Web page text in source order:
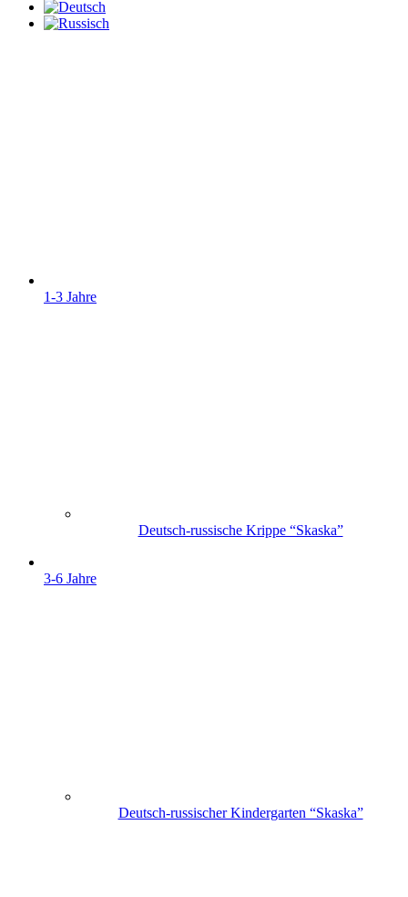
1-3 Jahre
Deutsch-russische Krippe “Skaska”
3-6 Jahre
Deutsch-russischer Kindergarten “Skaska”